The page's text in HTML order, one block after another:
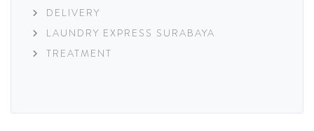
DELIVERY
LAUNDRY EXPRESS SURABAYA
TREATMENT